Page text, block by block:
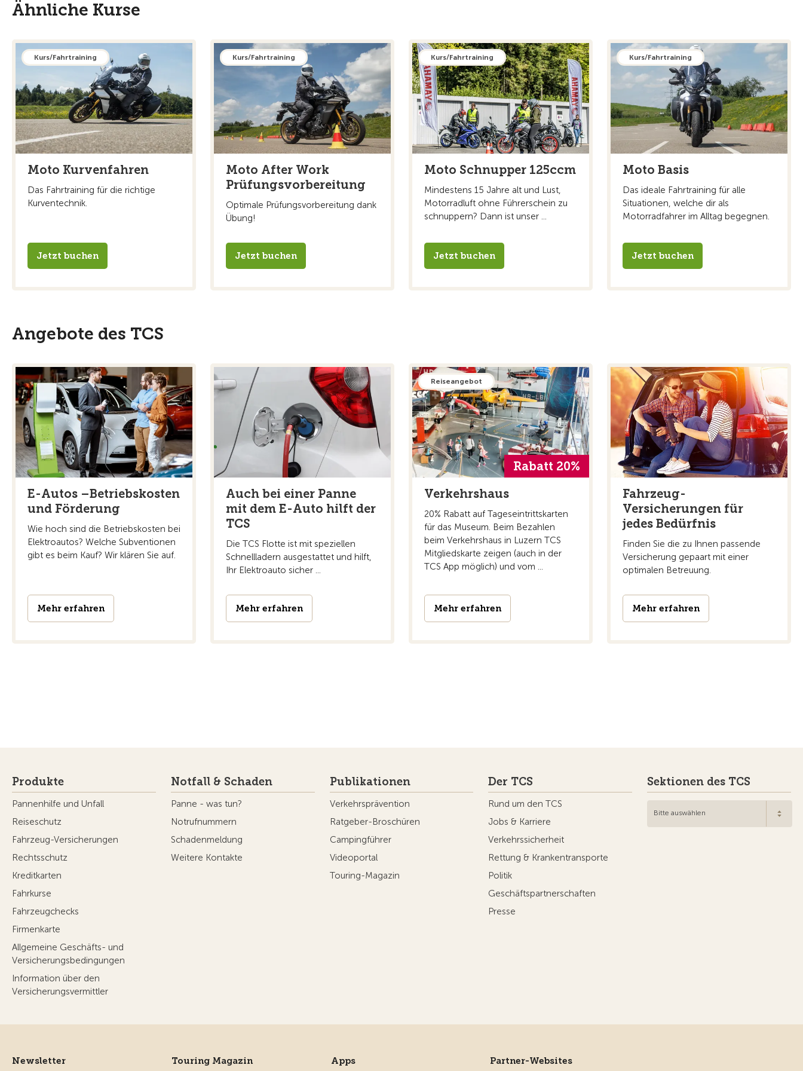
Ähnliche Kurse
Kurs/Fahrtraining
Moto Kurvenfahren
Das Fahrtraining für die richtige
Kurventechnik.
Jetzt buchen
Kurs/Fahrtraining
Moto After Work
Prüfungsvorbereitung
Optimale Prüfungsvorbereitung dank
Übung!
Jetzt buchen
Kurs/Fahrtraining
Moto Schnupper 125ccm
Mindestens 15 Jahre alt und Lust,
Motorradluft ohne Führerschein zu
schnuppern? Dann ist unser ...
Jetzt buchen
Kurs/Fahrtraining
Moto Basis
Das ideale Fahrtraining für alle
Situationen, welche dir als
Motorradfahrer im Alltag begegnen.
Jetzt buchen
Angebote des TCS
E-Autos –Betriebskosten
und Förderung
Wie hoch sind die Betriebskosten bei
Elektroautos? Welche Subventionen
gibt es beim Kauf? Wir klären Sie auf.
Mehr erfahren
Auch bei einer Panne
mit dem E-Auto hilft der
TCS
Die TCS Flotte ist mit speziellen
Schnellladern ausgestattet und hilft,
Ihr Elektroauto sicher ...
Mehr erfahren
Reiseangebot
Rabatt 20%
Verkehrshaus
20% Rabatt auf Tageseintrittskarten
für das Museum. Beim Bezahlen
beim Verkehrshaus in Luzern TCS
Mitgliedskarte zeigen (auch in der
TCS App möglich) und vom ...
Mehr erfahren
Fahrzeug-
Versicherungen für
jedes Bedürfnis
Finden Sie die zu Ihnen passende
Versicherung gepaart mit einer
optimalen Betreuung.
Mehr erfahren
Produkte
Pannenhilfe und Unfall
Reiseschutz
Fahrzeug-Versicherungen
Rechtsschutz
Kreditkarten
Fahrkurse
Fahrzeugchecks
Firmenkarte
Allgemeine Geschäfts- und
Versicherungsbedingungen
Information über den
Versicherungsvermittler
Notfall & Schaden
Panne - was tun?
Notrufnummern
Schadenmeldung
Weitere Kontakte
Publikationen
Verkehrsprävention
Ratgeber-Broschüren
Campingführer
Videoportal
Touring-Magazin
Der TCS
Rund um den TCS
Jobs & Karriere
Verkehrssicherheit
Rettung & Krankentransporte
Politik
Geschäftspartnerschaften
Presse
Sektionen des TCS
Bitte auswählen
Newsletter Touring Magazin Apps Partner-Websites